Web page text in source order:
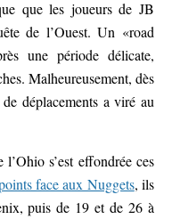
que les joueurs de JB
de l’Ouest. Un «road
une période délicate,
Malheureusement, dès
déplacements a viré au
s’est effondrée ces
face aux Nuggets, ils
puis de 19 et de 26 à